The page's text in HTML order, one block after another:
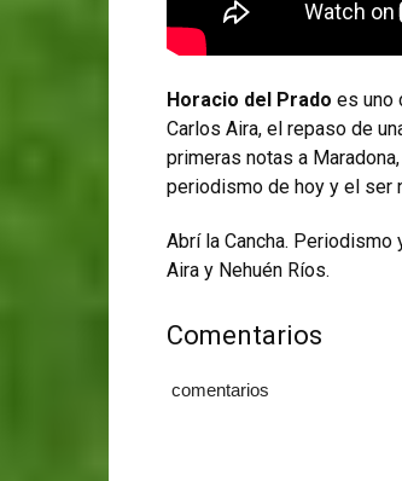
Horacio del Prado es uno
Carlos Aira, el repaso de
primeras notas a
periodismo de hoy y el ser
Abrí la Cancha. Periodismo
Aira y Nehuén Ríos.
Comentarios
comentarios